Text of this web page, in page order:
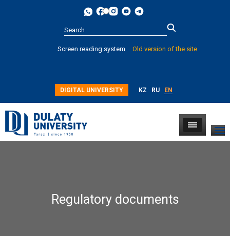
more
Screen reading system Old version of the site
DIGITAL UNIVERSITY KZ RU EN
Regulatory documents